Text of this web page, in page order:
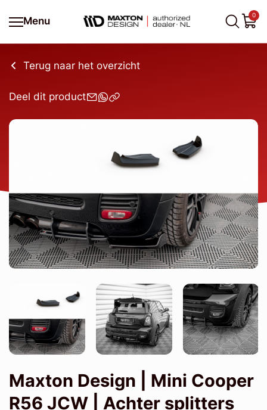
Menu
0
Terug naar het overzicht
Deel dit product
Maxton Design | Mini Cooper
R56 JCW | Achter splitters